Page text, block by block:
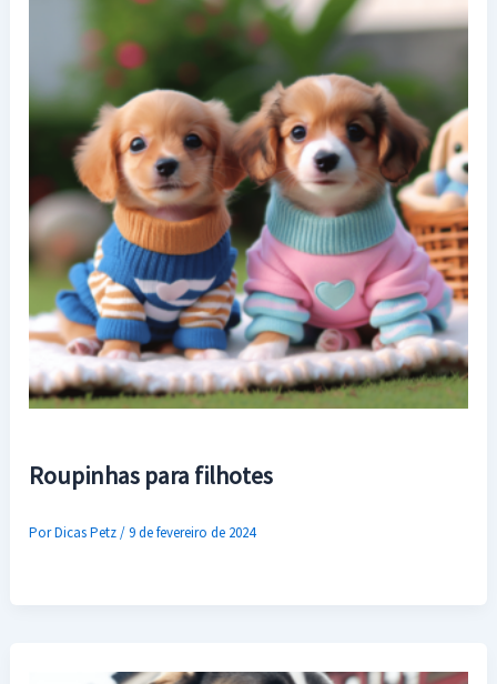
Roupinhas para filhotes
PorDicas Petz/9 de fevereiro de 2024